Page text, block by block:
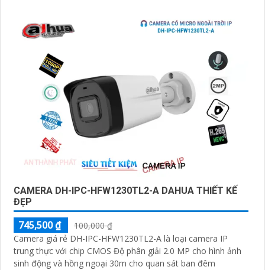
CAMERA DH-IPC-HFW1230TL2-A DAHUA THIẾT KẾ
ĐẸP
745,500 ₫
100,000 ₫
Camera giá rẻ DH-IPC-HFW1230TL2-A là loại camera IP
trung thực với chip CMOS Độ phân giải 2.0 MP cho hình ảnh
sinh động và hồng ngoại 30m cho quan sát ban đêm